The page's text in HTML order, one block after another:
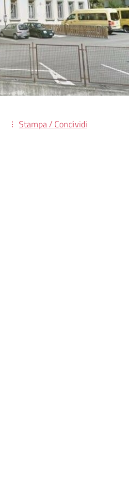
Stampa / Condividi